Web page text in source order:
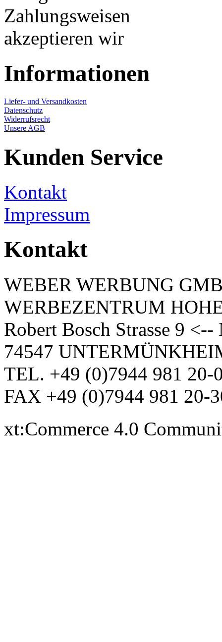
Informationen
Liefer- und Versandkosten
Datenschutz
Widerrufsrecht
Unsere AGB
Kunden Service
Kontakt
Impressum
Kontakt
WEBER WERBUNG
WERBEZENTRUM
Robert Bosch Strasse 9
74547
TEL. +49 (0)7944 981 20-
FAX +49 (0)7944 981 20-
xt:Commerce 4.0